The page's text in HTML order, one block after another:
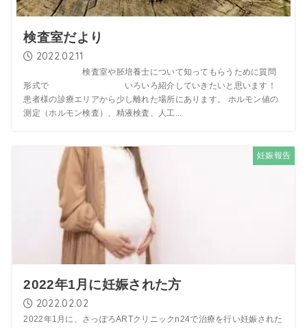
検査室だより
2022.02.11
検査室や胚培養士について知ってもらうために質問
形式で いろいろ紹介していきたいと思います！
患者様の診療エリアから少し離れた場所にあります。 ホルモン値の
測定（ホルモン検査）、精液検査、人工...
妊娠報告
2022年1月に妊娠された方
2022.02.02
2022年1月に、さっぽろARTクリニックn24で治療を行い妊娠された